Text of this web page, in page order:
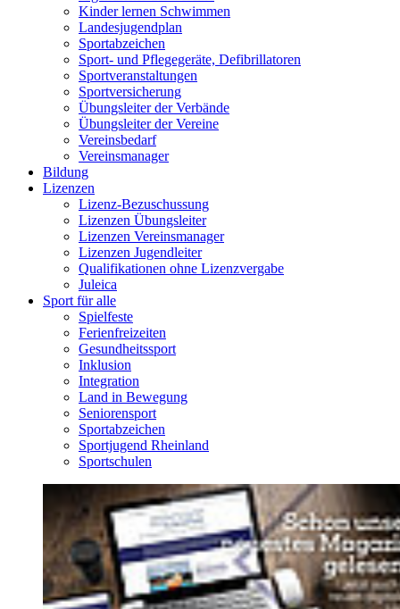
Kinder lernen Schwimmen
Landesjugendplan
Sportabzeichen
Sport- und Pflegegeräte, Defibrillatoren
Sportveranstaltungen
Sportversicherung
Übungsleiter der Verbände
Übungsleiter der Vereine
Vereinsbedarf
Vereinsmanager
Bildung
Lizenzen
Lizenz-Bezuschussung
Lizenzen Übungsleiter
Lizenzen Vereinsmanager
Lizenzen Jugendleiter
Qualifikationen ohne Lizenzvergabe
Juleica
Sport für alle
Spielfeste
Ferienfreizeiten
Gesundheitssport
Inklusion
Integration
Land in Bewegung
Seniorensport
Sportabzeichen
Sportjugend Rheinland
Sportschulen